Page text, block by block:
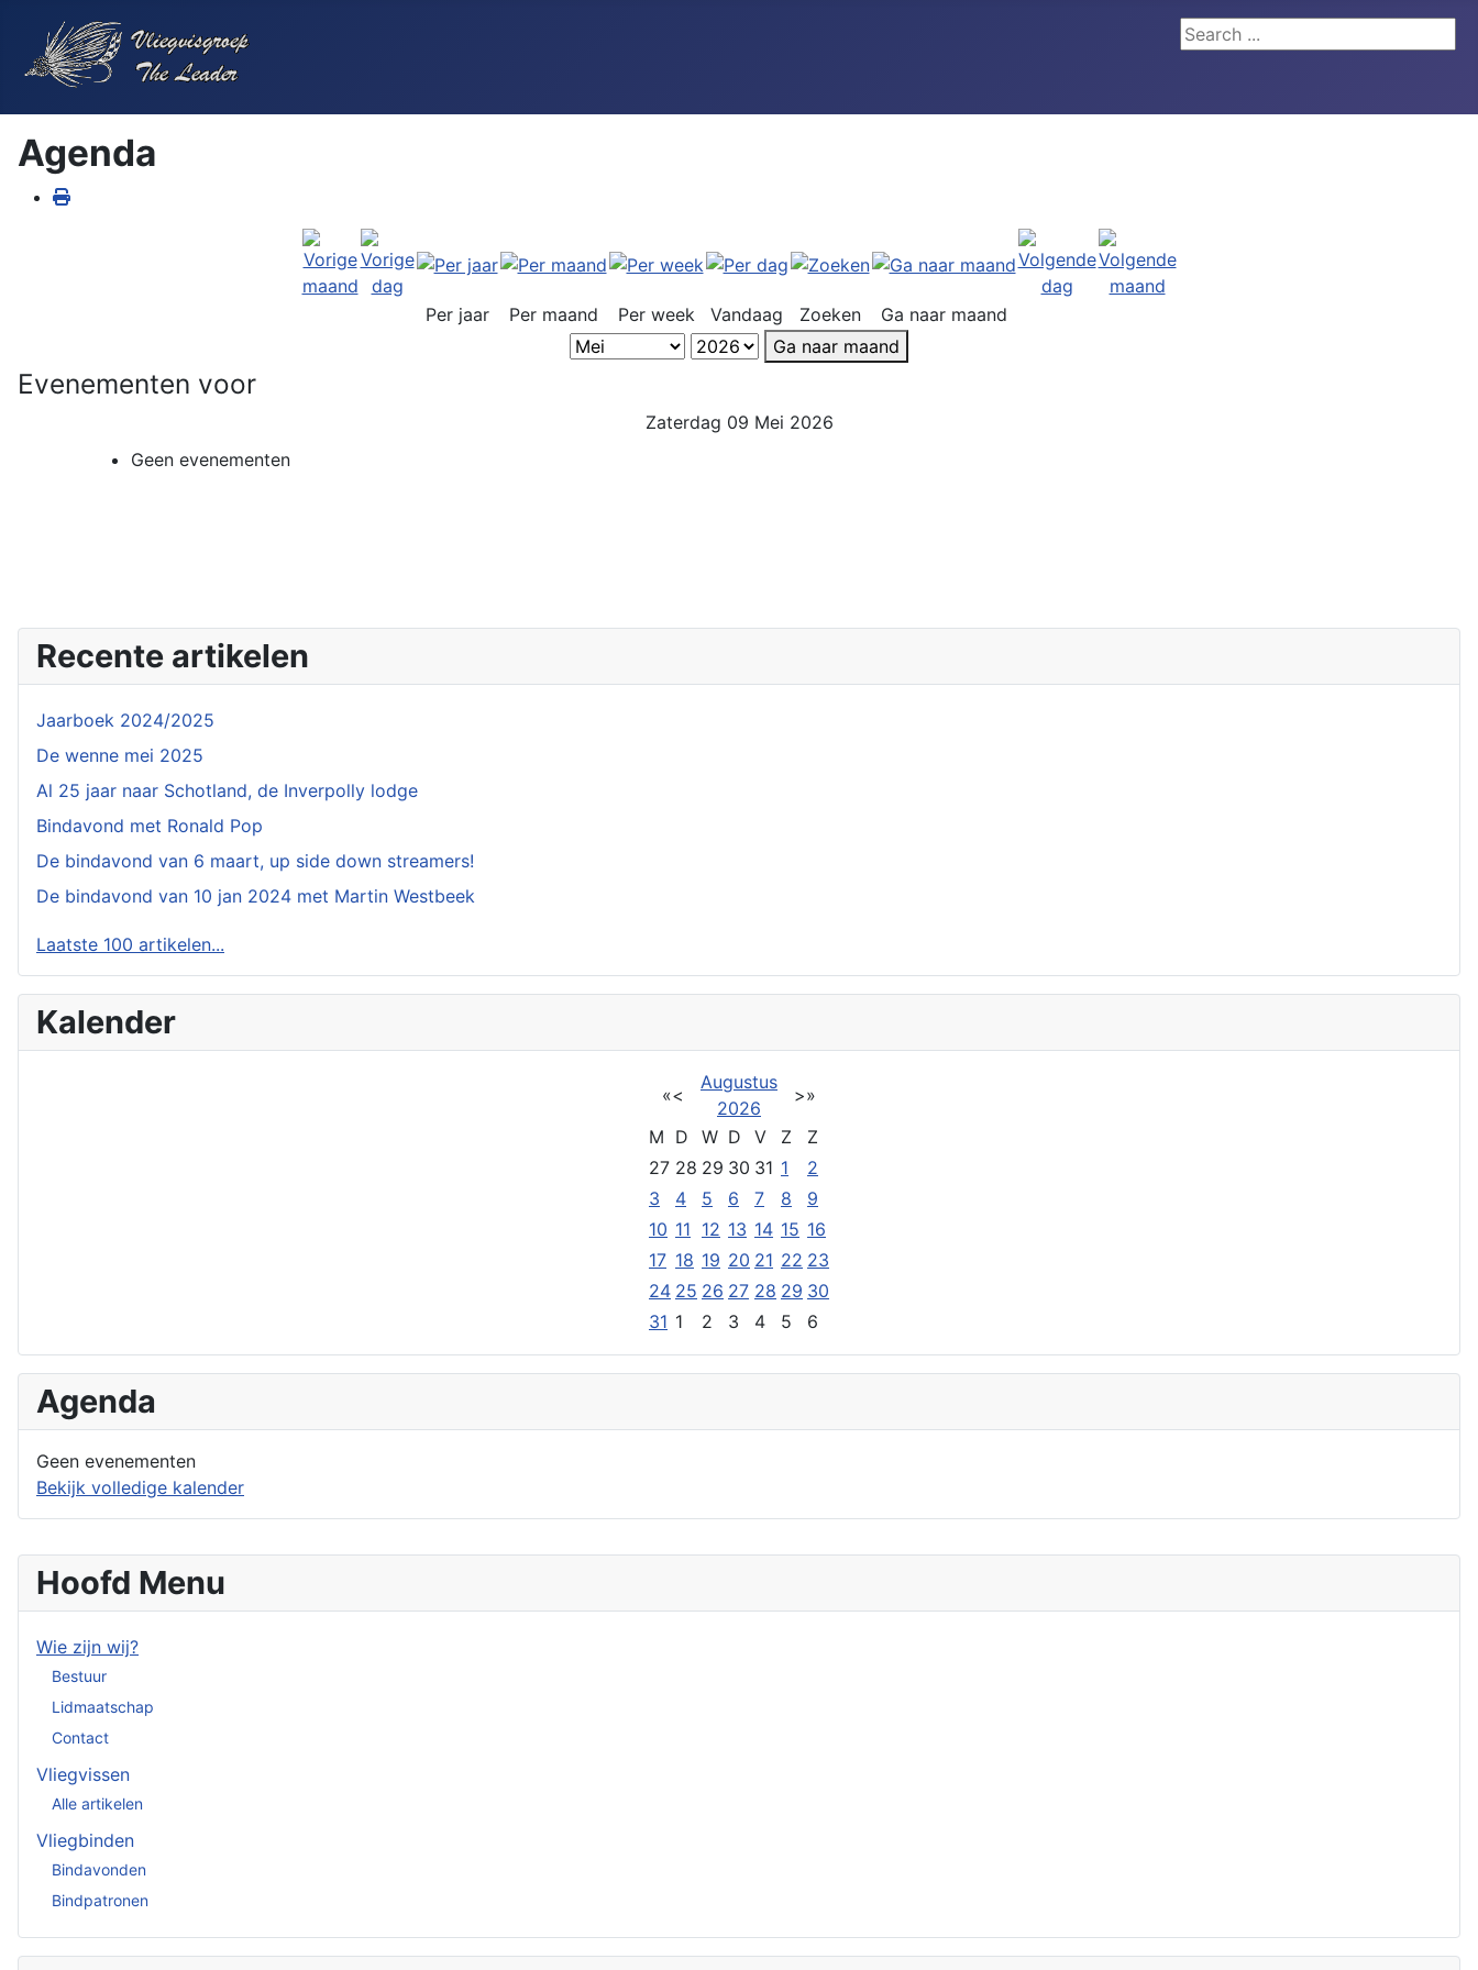
Search ...
Hoofd Menu
Wie zijn wij?
Bestuur
Lidmaatschap
Contact
Vliegvissen
Alle artikelen
Vliegbinden
Bindavonden
Bindpatronen
Agenda
Per jaar Per maand Per week Vandaag Zoeken
Ga naar maand
Ga naar maand
Evenementen voor
Zaterdag 09 Mei 2026
Geen evenementen
Recente artikelen
Jaarboek 2024/2025
De wenne mei 2025
Al 25 jaar naar Schotland, de Inverpolly lodge
Bindavond met Ronald Pop
De bindavond van 6 maart, up side down streamers!
De bindavond van 10 jan 2024 met Martin Westbeek
Laatste 100 artikelen...
Kalender
«<
Augustus
2026
>»
M D W D V Z
Z
27 28 29 30 31 1
2
3
4 5 6 7 8
9
10 11 12 13 14 15 16
17 18 19 20 21 22 23
24 25 26 27 28 29 30
31 1 2 3 4 5 6
Agenda
Geen evenementen
Bekijk volledige kalender